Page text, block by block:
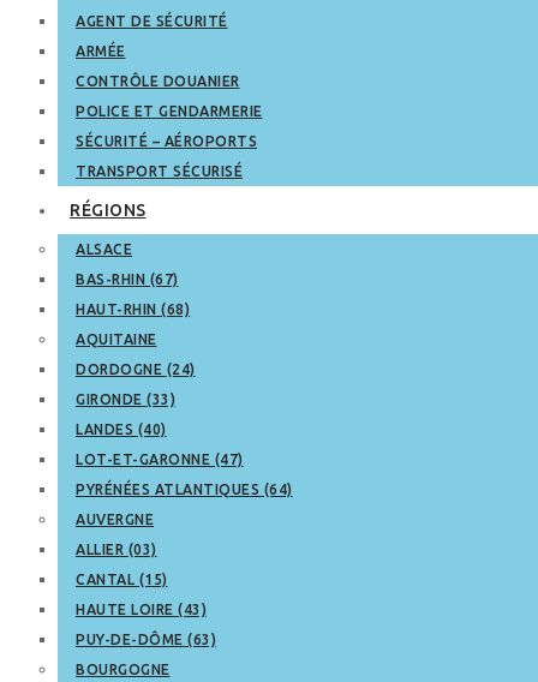
AGENT DE SÉCURITÉ
ARMÉE
CONTRÔLE DOUANIER
POLICE ET GENDARMERIE
SÉCURITÉ – AÉROPORTS
TRANSPORT SÉCURISÉ
RÉGIONS
ALSACE
BAS-RHIN (67)
HAUT-RHIN (68)
AQUITAINE
DORDOGNE (24)
GIRONDE (33)
LANDES (40)
LOT-ET-GARONNE (47)
PYRÉNÉES ATLANTIQUES (64)
AUVERGNE
ALLIER (03)
CANTAL (15)
HAUTE LOIRE (43)
PUY-DE-DÔME (63)
BOURGOGNE